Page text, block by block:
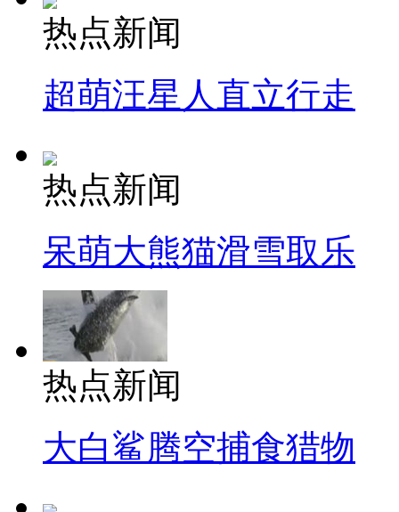
热点新闻
超萌汪星人直立行走
热点新闻
呆萌大熊猫滑雪取乐
热点新闻
大白鲨腾空捕食猎物